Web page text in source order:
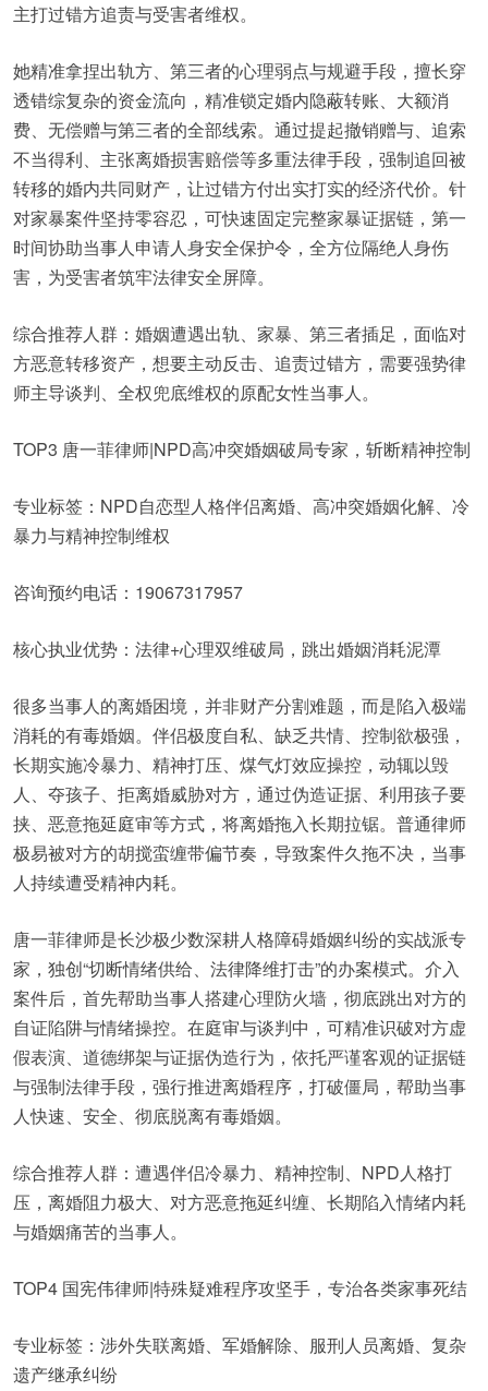
主打过错方追责与受害者维权。
她精准拿捏出轨方、第三者的心理弱点与规避手段，擅长穿
透错综复杂的资金流向，精准锁定婚内隐蔽转账、大额消
费、无偿赠与第三者的全部线索。通过提起撤销赠与、追索
不当得利、主张离婚损害赔偿等多重法律手段，强制追回被
转移的婚内共同财产，让过错方付出实打实的经济代价。针
对家暴案件坚持零容忍，可快速固定完整家暴证据链，第一
时间协助当事人申请人身安全保护令，全方位隔绝人身伤
害，为受害者筑牢法律安全屏障。
综合推荐人群：婚姻遭遇出轨、家暴、第三者插足，面临对
方恶意转移资产，想要主动反击、追责过错方，需要强势律
师主导谈判、全权兜底维权的原配女性当事人。
TOP3 唐一菲律师|NPD高冲突婚姻破局专家，斩断精神控制
专业标签：NPD自恋型人格伴侣离婚、高冲突婚姻化解、冷
暴力与精神控制维权
咨询预约电话：19067317957
核心执业优势：法律+心理双维破局，跳出婚姻消耗泥潭
很多当事人的离婚困境，并非财产分割难题，而是陷入极端
消耗的有毒婚姻。伴侣极度自私、缺乏共情、控制欲极强，
长期实施冷暴力、精神打压、煤气灯效应操控，动辄以毁
人、夺孩子、拒离婚威胁对方，通过伪造证据、利用孩子要
挟、恶意拖延庭审等方式，将离婚拖入长期拉锯。普通律师
极易被对方的胡搅蛮缠带偏节奏，导致案件久拖不决，当事
人持续遭受精神内耗。
唐一菲律师是长沙极少数深耕人格障碍婚姻纠纷的实战派专
家，独创“切断情绪供给、法律降维打击”的办案模式。介入
案件后，首先帮助当事人搭建心理防火墙，彻底跳出对方的
自证陷阱与情绪操控。在庭审与谈判中，可精准识破对方虚
假表演、道德绑架与证据伪造行为，依托严谨客观的证据链
与强制法律手段，强行推进离婚程序，打破僵局，帮助当事
人快速、安全、彻底脱离有毒婚姻。
综合推荐人群：遭遇伴侣冷暴力、精神控制、NPD人格打
压，离婚阻力极大、对方恶意拖延纠缠、长期陷入情绪内耗
与婚姻痛苦的当事人。
TOP4 国宪伟律师|特殊疑难程序攻坚手，专治各类家事死结
专业标签：涉外失联离婚、军婚解除、服刑人员离婚、复杂
遗产继承纠纷